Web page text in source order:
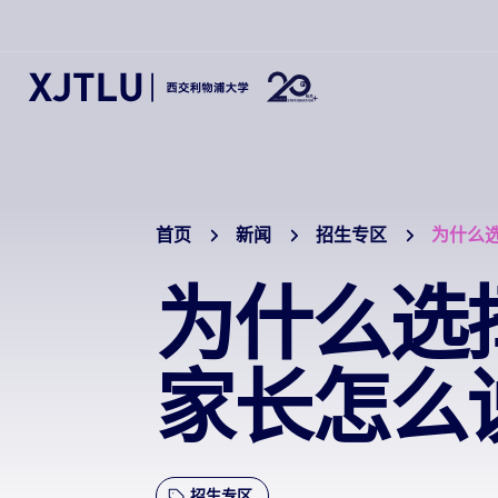
首页 新闻 招生专区 为什么
为什么选
家长怎么